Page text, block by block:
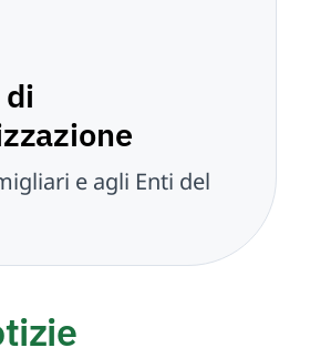
e agli Enti del